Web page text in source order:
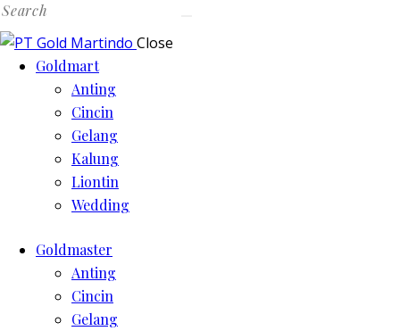
Close
Goldmart
Anting
Cincin
Gelang
Kalung
Liontin
Wedding
Goldmaster
Anting
Cincin
Gelang